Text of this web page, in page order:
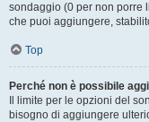
sondaggio (0 per non porre
che puoi aggiungere,
Top
Perché non è possibile
Il limite per le opzioni del
bisogno di aggiungere